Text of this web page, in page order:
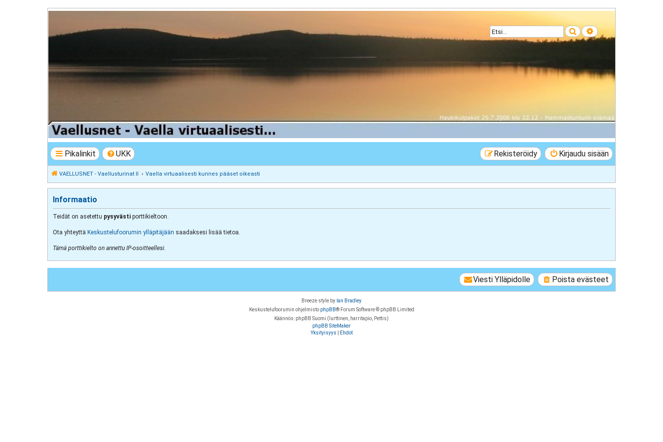
Etsi Tarkennettu haku
VAELLUSNET - Vaellusturinat II
Keskustelua vaeltamisesta ja Lapista
Pikalinkit UKK Kirjaudu sisään
Rekisteröidy
VAELLUSNET - Vaellusturinat II Vaella virtuaalisesti kunnes pääset oikeasti
Informaatio
Teidät on asetettu pysyvästi porttikieltoon.
Ota yhteyttä Keskustelufoorumin ylläpitäjään saadaksesi lisää tietoa.
Tämä porttikielto on annettu IP-osoitteellesi.
Poista evästeet
Viesti Ylläpidolle
Breeze style by Ian Bradley
Keskustelufoorumin ohjelmisto phpBB® Forum Software © phpBB Limited
Käännös: phpBB Suomi (lurttinen, harritapio, Pettis)
phpBB SiteMaker
Yksityisyys
Ehdot